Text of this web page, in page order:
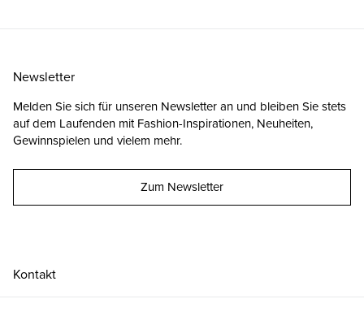
Kontakt
Newsletter
Melden Sie sich für unseren Newsletter an und bleiben Sie stets
auf dem Laufenden mit Fashion-Inspirationen, Neuheiten,
Gewinnspielen und vielem mehr.
Zum Newsletter